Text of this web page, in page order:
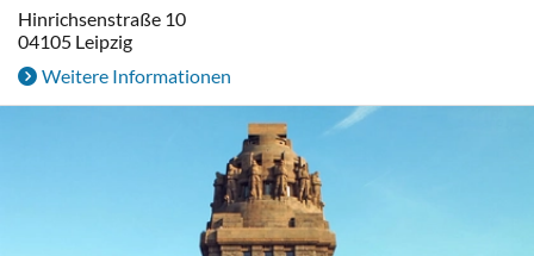
Hinrichsenstraße 10
04105 Leipzig
Weitere Informationen